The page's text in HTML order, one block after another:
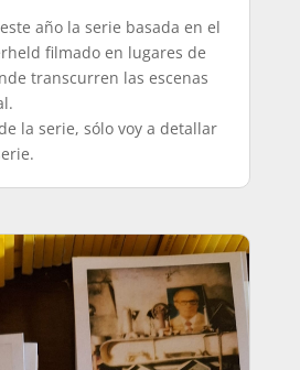
año la serie basada en el
filmado en lugares de
transcurren las escenas
la serie, sólo voy a detallar